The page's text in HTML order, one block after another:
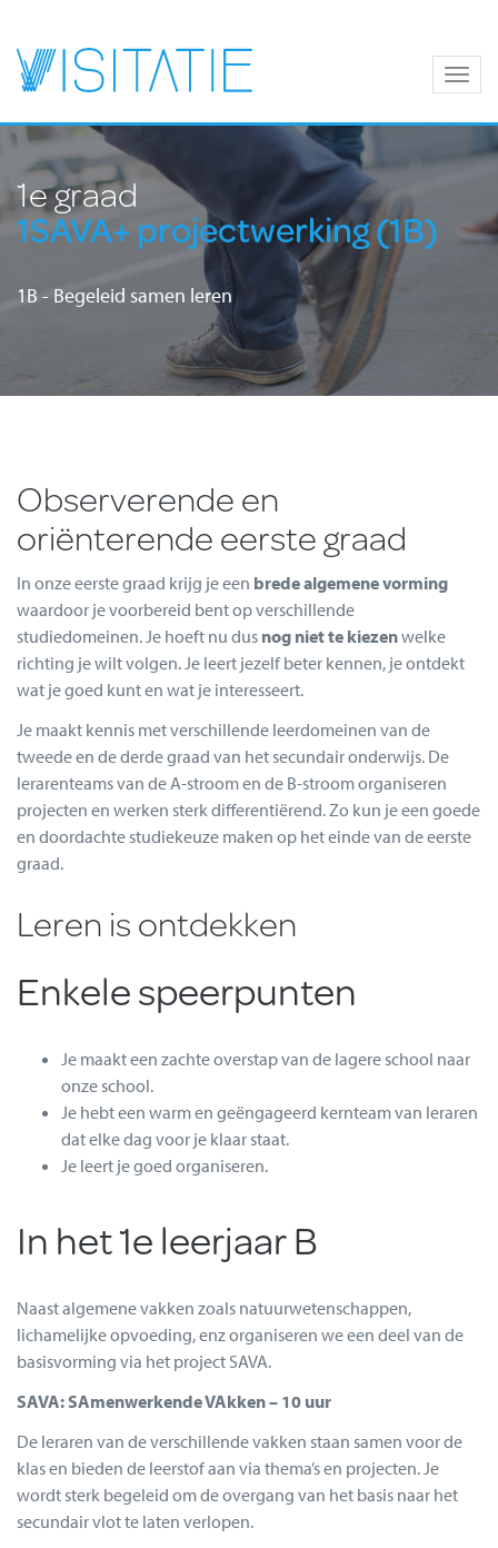
1e graad
1SAVA+ projectwerking (1B)
1B - Begeleid samen leren
Observerende en
oriënterende eerste graad
In onze eerste graad krijg je een brede algemene vorming
waardoor je voorbereid bent op verschillende
studiedomeinen. Je hoeft nu dus nog niet te kiezenwelke
richting je wilt volgen. Je leert jezelf beter kennen, je ontdekt
wat je goed kunt en wat je interesseert.
Je maakt kennis met verschillende leerdomeinen van de
tweede en de derde graad van het secundair onderwijs. De
lerarenteams van de A-stroom en de B-stroom organiseren
projecten en werken sterk differentiërend. Zo kun je een goede
en doordachte studiekeuze maken op het einde van de eerste
graad.
Leren is ontdekken
Enkele speerpunten
Je maakt een zachte overstap van de lagere school naar
onze school.
Je hebt een warm en geëngageerd kernteam van leraren
dat elke dag voor je klaar staat.
Je leert je goed organiseren.
In het 1e leerjaar B
Naast algemene vakken zoals natuurwetenschappen,
lichamelijke opvoeding, enz organiseren we een deel van de
basisvorming via het project SAVA.
SAVA: SAmenwerkende VAkken – 10 uur
De leraren van de verschillende vakken staan samen voor de
klas en bieden de leerstof aan via thema’s en projecten. Je
wordt sterk begeleid om de overgang van het basis naar het
secundair vlot te laten verlopen.